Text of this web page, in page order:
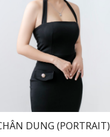
DUNG (PORTRAIT)